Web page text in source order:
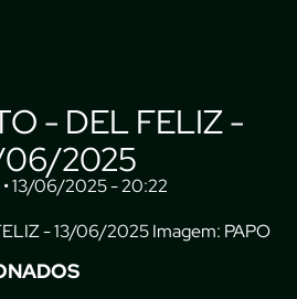
- DEL FELIZ -
06/2025
• 13/06/2025 - 20:22
Imagem: PAPO